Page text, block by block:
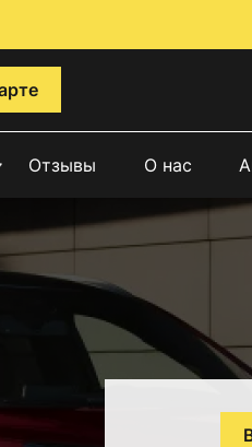
Отзывы О нас